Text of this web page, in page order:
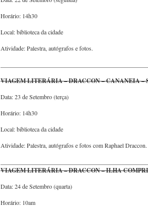
Horário: 14h30
Local: biblioteca da cidade
Atividade: Palestra, autógrafos e fotos.
VIAGEM LITERÁRIA – DRACCON – CANANEIA –
Data: 23 de Setembro (terça)
Horário: 14h30
Local: biblioteca da cidade
Atividade: Palestra, autógrafos e fotos com Raphael Draccon.
VIAGEM LITERÁRIA – DRACCON – ILHA
Data: 24 de Setembro (quarta)
Horário: 10am